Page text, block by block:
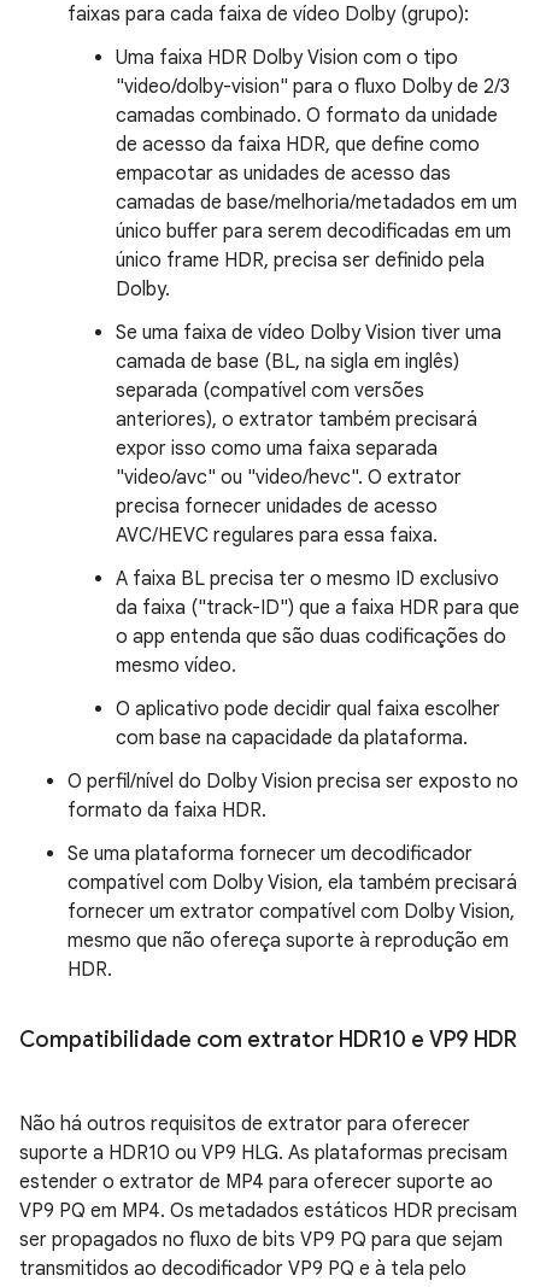
faixas para cada faixa de vídeo Dolby (grupo):
Uma faixa HDR Dolby Vision com o tipo
"video/dolby-vision" para o fluxo Dolby de 2/3
camadas combinado. O formato da unidade
de acesso da faixa HDR, que define como
empacotar as unidades de acesso das
camadas de base/melhoria/metadados em um
único buffer para serem decodificadas em um
único frame HDR, precisa ser definido pela
Dolby.
Se uma faixa de vídeo Dolby Vision tiver uma
camada de base (BL, na sigla em inglês)
separada (compatível com versões
anteriores), o extrator também precisará
expor isso como uma faixa separada
"video/avc" ou "video/hevc". O extrator
precisa fornecer unidades de acesso
AVC/HEVC regulares para essa faixa.
A faixa BL precisa ter o mesmo ID exclusivo
da faixa ("track-ID") que a faixa HDR para que
o app entenda que são duas codificações do
mesmo vídeo.
O aplicativo pode decidir qual faixa escolher
com base na capacidade da plataforma.
O perfil/nível do Dolby Vision precisa ser exposto no
formato da faixa HDR.
Se uma plataforma fornecer um decodificador
compatível com Dolby Vision, ela também precisará
fornecer um extrator compatível com Dolby Vision,
mesmo que não ofereça suporte à reprodução em
HDR.
Compatibilidade com extrator HDR10 e VP9 HDR
Não há outros requisitos de extrator para oferecer
suporte a HDR10 ou VP9 HLG. As plataformas precisam
estender o extrator de MP4 para oferecer suporte ao
VP9 PQ em MP4. Os metadados estáticos HDR precisam
ser propagados no fluxo de bits VP9 PQ para que sejam
transmitidos ao decodificador VP9 PQ e à tela pelo